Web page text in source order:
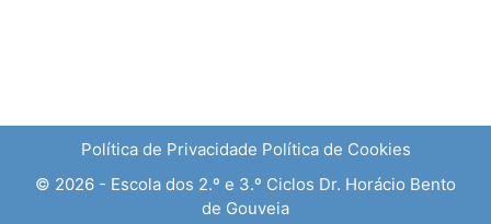
Política de Privacidade Política de Cookies
© 2026 - Escola dos 2.º e 3.º Ciclos Dr. Horácio Bento
de Gouveia